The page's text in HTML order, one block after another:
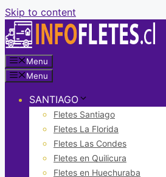
Skip to content
Menu
Menu
SANTIAGO
Fletes Santiago
Fletes La Florida
Fletes Las Condes
Fletes en Quilicura
Fletes en Huechuraba